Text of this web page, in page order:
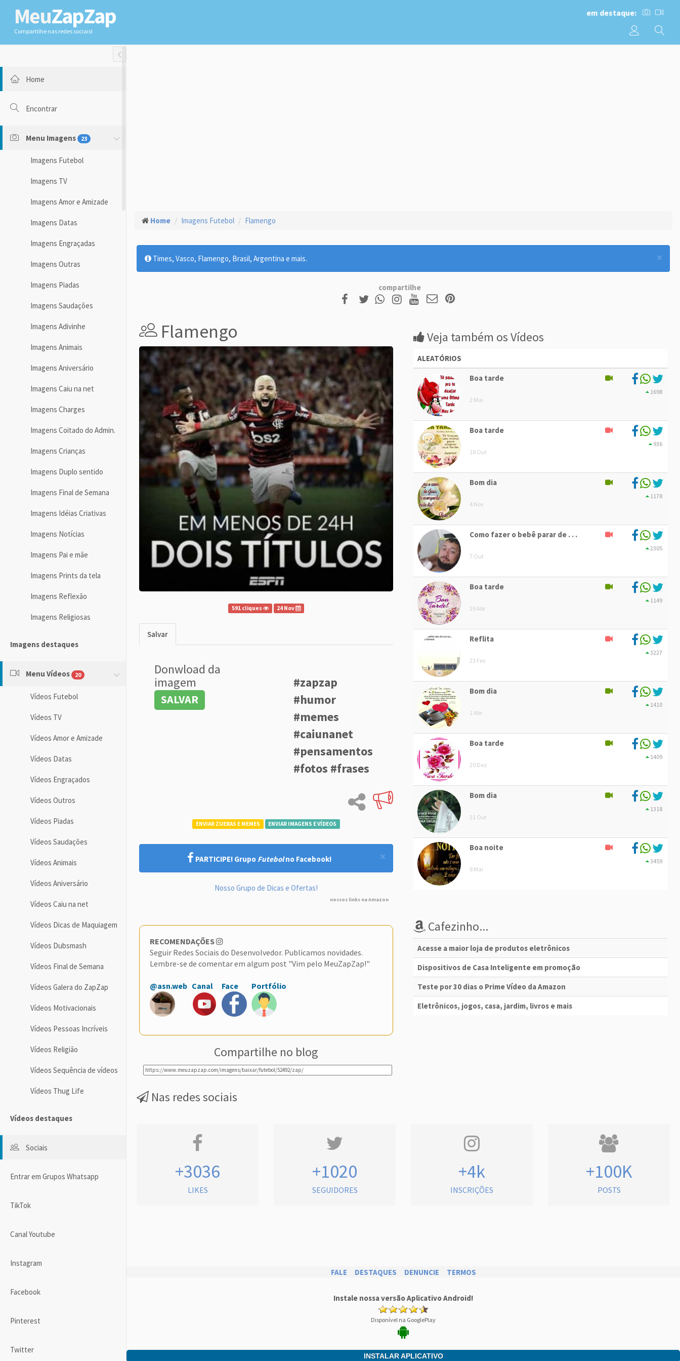
MeuZapZap
Compartilhe nas redes sociais!
em destaque:
Toggle Fullwidth
Home
Encontrar
Menu Imagens 23
Imagens Futebol
Imagens TV
Imagens Amor e Amizade
Imagens Datas
Imagens Engraçadas
Imagens Outras
Imagens Piadas
Imagens Saudações
Imagens Adivinhe
Imagens Animais
Imagens Aniversário
Imagens Caiu na net
Imagens Charges
Imagens Coitado do Admin.
Imagens Crianças
Imagens Duplo sentido
Imagens Final de Semana
Imagens Idéias Criativas
Imagens Notícias
Imagens Pai e mãe
Imagens Prints da tela
Imagens Reflexão
Imagens Religiosas
Imagens destaques
Menu Vídeos 20
Vídeos Futebol
Vídeos TV
Vídeos Amor e Amizade
Vídeos Datas
Vídeos Engraçados
Vídeos Outros
Vídeos Piadas
Vídeos Saudações
Vídeos Animais
Vídeos Aniversário
Vídeos Caiu na net
Vídeos Dicas de Maquiagem
Vídeos Dubsmash
Vídeos Final de Semana
Vídeos Galera do ZapZap
Vídeos Motivacionais
Vídeos Pessoas Incríveis
Vídeos Religião
Vídeos Sequência de vídeos
Vídeos Thug Life
Vídeos destaques
Sociais
Entrar em Grupos Whatsapp
TikTok
Canal Youtube
Instagram
Facebook
Pinterest
Twitter
Home Imagens Futebol Flamengo
×
Times, Vasco, Flamengo, Brasil, Argentina e mais.
compartilhe
Flamengo
591 cliques 24 Nov
Salvar
Donwload da
imagem
SALVAR
#zapzap
#humor
#memes
#caiunanet
#pensamentos
#fotos #frases
ENVIAR ZUERAS E MEMES ENVIAR IMAGENS E VÍDEOS
×
PARTICIPE! Grupo Futebolno Facebook!
Nosso Grupo de Dicas e Ofertas!
nossos links na Amazon
RECOMENDAÇÕES
Seguir Redes Sociais do Desenvolvedor. Publicamos novidades.
Lembre-se de comentar em algum post "Vim pelo MeuZapZap!"
@asn.web Canal Face Portfólio
Compartilhe no blog
Veja também os Vídeos
ALEATÓRIOS
Boa tarde
2 Mai
1698
Boa tarde
18 Out
936
Bom dia
4 Nov
1178
Como fazer o bebê parar de . . .
7 Out
2305
Boa tarde
29 Abr
1149
Reflita
23 Fev
3227
Bom dia
1 Abr
1410
Boa tarde
20 Dez
1409
Bom dia
21 Out
1318
Boa noite
8 Mai
3459
Cafezinho...
Acesse a maior loja de produtos eletrônicos
Dispositivos de Casa Inteligente em promoção
Teste por 30 dias o Prime Vídeo da Amazon
Eletrônicos, jogos, casa, jardim, livros e mais
Nas redes sociais
+3036
LIKES
+1020
SEGUIDORES
+4k
INSCRIÇÕES
+100K
POSTS
FALE DESTAQUES DENUNCIE TERMOS
Instale nossa versão Aplicativo Android!
Disponível na GooglePlay
INSTALAR APLICATIVO